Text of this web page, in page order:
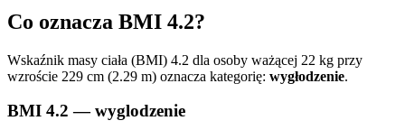
Co oznacza BMI 4.2?
Wskaźnik masy ciała (BMI) 4.2 dla osoby ważącej 22 kg przy
wzroście 229 cm (2.29 m) oznacza kategorię: wygłodzenie.
BMI 4.2 — wyglodzenie